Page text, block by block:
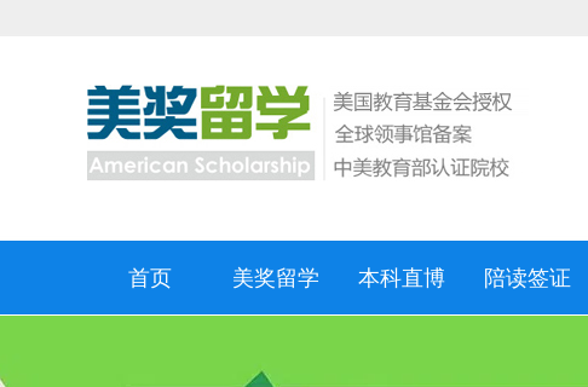
首页 美奖留学 本科直博 陪读签证